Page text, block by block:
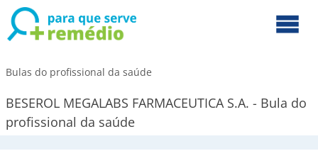
Bulas do profissional da saúde
BESEROL MEGALABS FARMACEUTICA S.A. - Bula do
profissional da saúde